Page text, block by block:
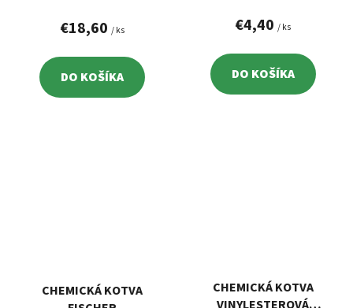
€18,60 / ks
DO KOŠÍKA
€4,40 / ks
DO KOŠÍKA
CHEMICKÁ KOTVA
CHEMICKÁ KOTVA